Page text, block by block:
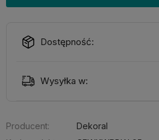
Dostępność:
Wysyłka w:
Producent:
Dekoral